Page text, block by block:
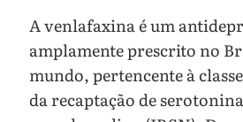
A venlafaxina é um
amplamente prescrito no
mundo, pertencente à
da recaptação de